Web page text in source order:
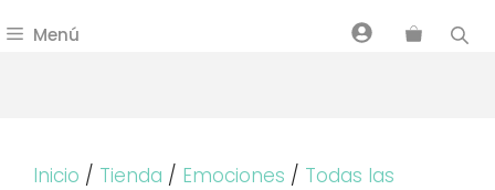
Menú
Inicio / Tienda / Emociones / Todas las